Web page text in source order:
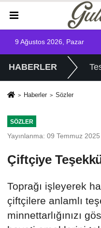
9 Ağustos 2026, Pazar
HABERLER
Haberler Sözler
SÖZLER
Yayınlanma: 09 Temmuz
Çiftçiye
Toprağı işleyerek
çiftçilere anlamlı
minnettarlığınızı